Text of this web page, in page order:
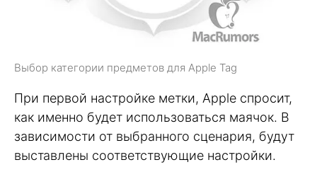
Выбор категории предметов для Apple Tag
При первой настройке метки, Apple спросит,
как именно будет использоваться маячок. В
зависимости от выбранного сценария, будут
выставлены соответствующие настройки.